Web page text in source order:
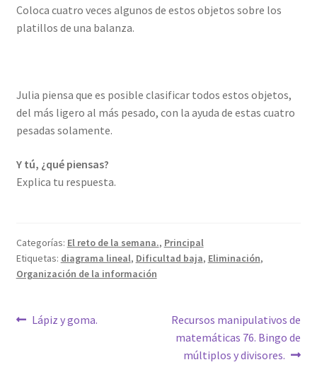
Coloca cuatro veces algunos de estos objetos sobre los
platillos de una balanza.
Julia piensa que es posible clasificar todos estos objetos,
del más ligero al más pesado, con la ayuda de estas cuatro
pesadas solamente.
Y tú, ¿qué piensas?
Explica tu respuesta.
Categorías: El reto de la semana., Principal
Etiquetas: diagrama lineal, Dificultad baja, Eliminación,
Organización de la información
Navegación
Anterior:
Lápiz y goma. Siguiente:
Recursos manipulativos de
matemáticas 76. Bingo de
múltiplos y divisores.